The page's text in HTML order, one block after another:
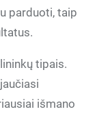
parduoti, taip
tipais.
išmano